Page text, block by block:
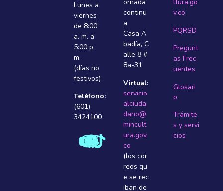
Lunes a
viernes
de 8:00
a. m. a
5:00 p.
m.
(días no
festivos)
Teléfono:
(601)
3424100
ornada
continu
a
Casa A
badí­a, C
alle 8 #
8a-31
Virtual:
servicio
alciuda
dano@
mincult
ura.gov.
co
(los cor
reos qu
e se rec
iban de
ltura.go
v.co
PQRSD
Pregunt
as Frec
uentes
Glosari
o
Trámite
s y servi
cios